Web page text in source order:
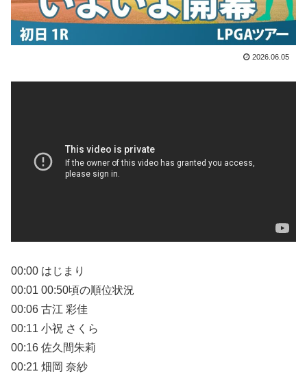
2026.06.05
00:00 はじまり
00:01 00:50頃の順位状況
00:06 古江 彩佳
00:11 小祝 さくら
00:16 佐久間朱莉
00:21 畑岡 奈紗